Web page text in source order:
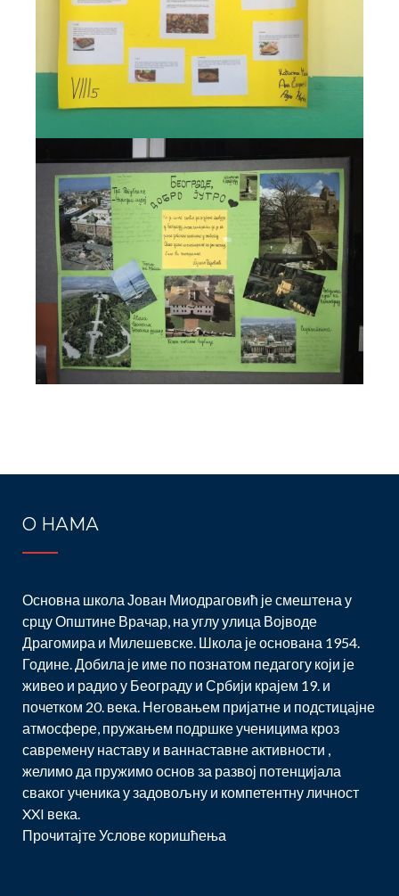
О НАМА
Основна школа Јован Миодраговић је смештена у
срцу Општине Врачар, на углу улица Војводе
Драгомира и Милешевске. Школа је основана 1954.
Године. Добила је име по познатом педагогу који је
живео и радио у Београду и Србији крајем 19. и
почетком 20. века. Неговањем пријатне и подстицајне
атмосфере, пружањем подршке ученицима кроз
савремену наставу и ваннаставне активности ,
желимо да пружимо основ за развој потенцијала
сваког ученика у задовољну и компетентну личност
XXI века.
ПрочитајтеУслове коришћења